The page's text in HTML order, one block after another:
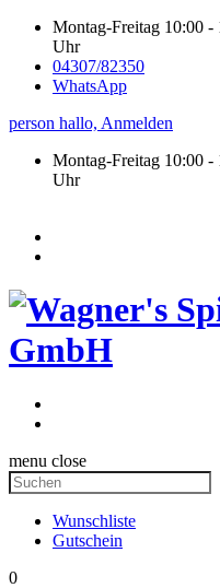
Montag-Freitag 10:00 -
Uhr
04307/82350
WhatsApp
person hallo, Anmelden
Montag-Freitag 10:00 -
Uhr
menu close
Wunschliste
Gutschein
0